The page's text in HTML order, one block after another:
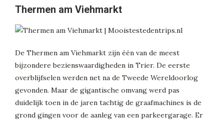
Thermen am Viehmarkt
De Thermen am Viehmarkt zijn één van de meest
bijzondere bezienswaardigheden in Trier. De eerste
overblijfselen werden net na de Tweede Wereldoorlog
gevonden. Maar de gigantische omvang werd pas
duidelijk toen in de jaren tachtig de graafmachines is de
grond gingen voor de aanleg van een parkeergarage. Er